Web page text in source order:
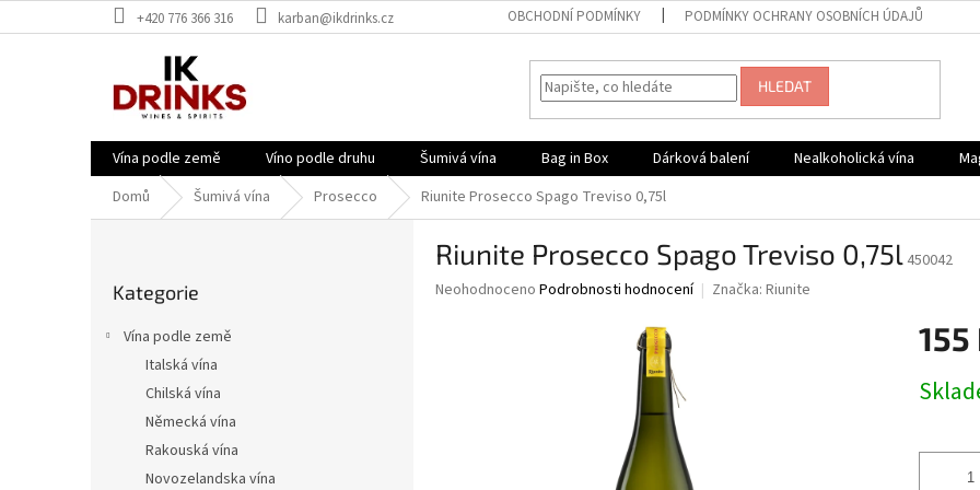
na
+420 776 366 316 karban@ikdrinks.cz OBCHODNÍ PODMÍNKY PODMÍNKY OCHRANY OSOBNÍCH ÚDAJŮ
HLEDAT
Vína podle země Víno podle druhu Šumivá vína Bag in Box Dárková balení Nealkoholická vína
Domů
Šumivá vína Prosecco Riunite Prosecco Spago Treviso 0,75l
kategorie
Kategorie
Vína podle země
Italská vína
Chilská vína
Německá vína
Rakouská vína
Novozelandska vína
Riunite Prosecco Spago Treviso 0,75l 450042
Průměrné
Neohodnoceno Podrobnosti hodnocení Značka: Riunite
155
cena: